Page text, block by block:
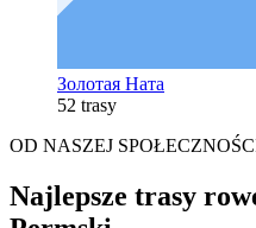
Золотая Ната
52 trasy
OD NASZEJ
Najlepsze trasy